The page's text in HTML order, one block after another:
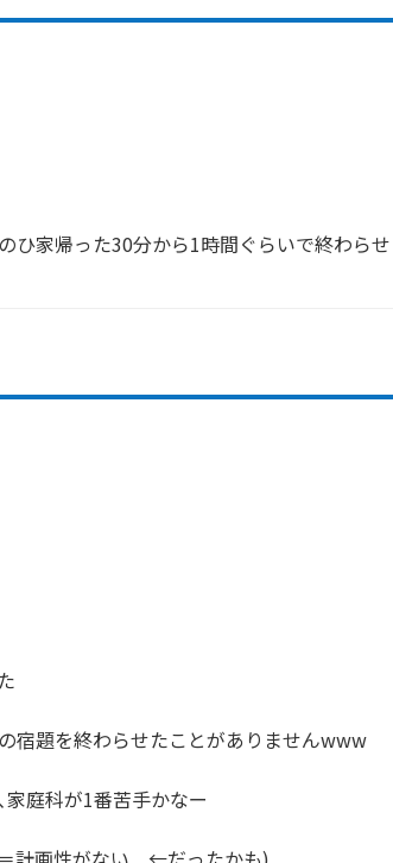
ひ家帰った30分から1時間ぐらいで終わら
宿題を終わらせたことがありませんwww
庭科が1番苦手かなー